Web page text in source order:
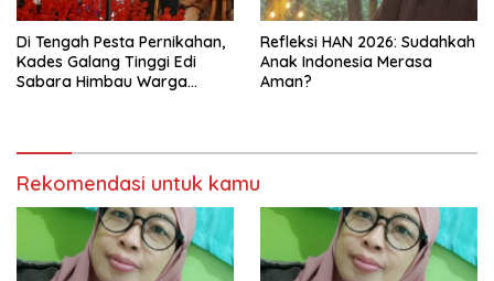
Di Tengah Pesta Pernikahan,
Kades Galang Tinggi Edi
Sabara Himbau Warga
Refleksi HAN 2026: Sudahkah
Anak Indonesia Merasa
Aman?
Rekomendasi untuk kamu